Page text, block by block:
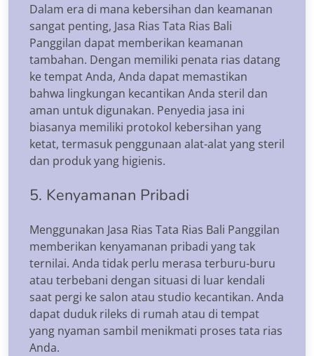
Dalam era di mana kebersihan dan keamanan
sangat penting, Jasa Rias Tata Rias Bali
Panggilan dapat memberikan keamanan
tambahan. Dengan memiliki penata rias datang
ke tempat Anda, Anda dapat memastikan
bahwa lingkungan kecantikan Anda steril dan
aman untuk digunakan. Penyedia jasa ini
biasanya memiliki protokol kebersihan yang
ketat, termasuk penggunaan alat-alat yang steril
dan produk yang higienis.
5. Kenyamanan Pribadi
Menggunakan Jasa Rias Tata Rias Bali Panggilan
memberikan kenyamanan pribadi yang tak
ternilai. Anda tidak perlu merasa terburu-buru
atau terbebani dengan situasi di luar kendali
saat pergi ke salon atau studio kecantikan. Anda
dapat duduk rileks di rumah atau di tempat
yang nyaman sambil menikmati proses tata rias
Anda.